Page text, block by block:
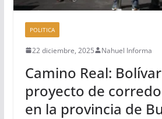
POLITICA
22 diciembre, 2025 Nahuel Informa
Camino Real:
proyecto de
en la provincia de